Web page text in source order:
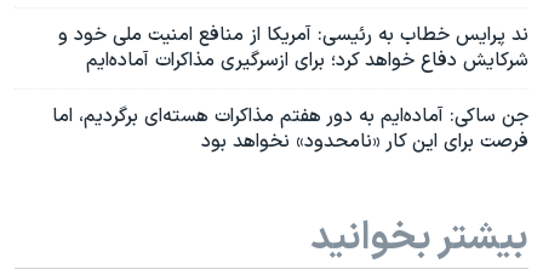
ند پرایس خطاب به رئیسی: آمریکا از منافع امنیت ملی خود و
شرکایش دفاع خواهد کرد؛ برای ازسرگیری مذاکرات آماده‌ایم
جن ساکی: آماده‌ایم به دور هفتم مذاکرات هسته‌ای برگردیم، اما
فرصت برای این کار «نامحدود» نخواهد بود
بیشتر بخوانید